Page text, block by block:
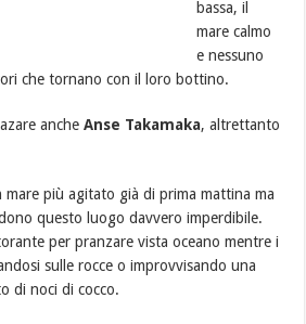
bassa, il
mare calmo
e nessuno
che tornano con il loro bottino.
ancheAnse Takamaka, altrettanto
più agitato già di prima mattina ma
questo luogo davvero imperdibile.
per pranzare vista oceano mentre i
sulle rocce o improvvisando una
di noci di cocco.